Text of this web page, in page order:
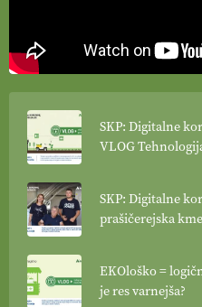
SKP: Digitalne
VLOG
SKP: Digitalne
prašičerejska
EKOloško =
je res varnejša?